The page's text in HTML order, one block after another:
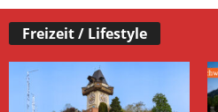
Freizeit / Lifestyle